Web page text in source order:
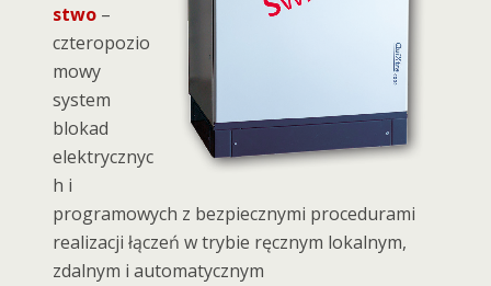
stwo –
czteropozio
mowy
system
blokad
elektrycznyc
h i
programowych z bezpiecznymi procedurami
realizacji łączeń w trybie ręcznym lokalnym,
zdalnym i automatycznym